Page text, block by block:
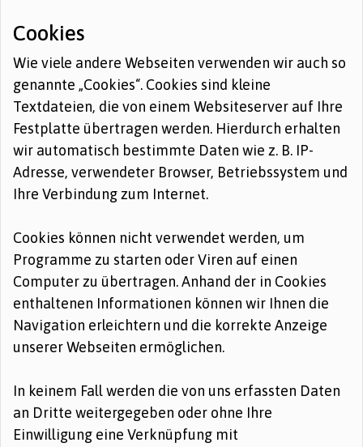
Cookies
Wie viele andere Webseiten verwenden wir auch so
genannte „Cookies“. Cookies sind kleine
Textdateien, die von einem Websiteserver auf Ihre
Festplatte übertragen werden. Hierdurch erhalten
wir automatisch bestimmte Daten wie z. B. IP-
Adresse, verwendeter Browser, Betriebssystem und
Ihre Verbindung zum Internet.
Cookies können nicht verwendet werden, um
Programme zu starten oder Viren auf einen
Computer zu übertragen. Anhand der in Cookies
enthaltenen Informationen können wir Ihnen die
Navigation erleichtern und die korrekte Anzeige
unserer Webseiten ermöglichen.
In keinem Fall werden die von uns erfassten Daten
an Dritte weitergegeben oder ohne Ihre
Einwilligung eine Verknüpfung mit